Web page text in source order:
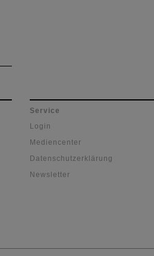
Service
Login
Mediencenter
Datenschutzerklärung
Newsletter